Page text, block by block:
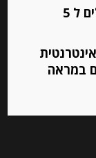
** מוצרי De cecco ו Mutti מוגבלים ל 5
במראה